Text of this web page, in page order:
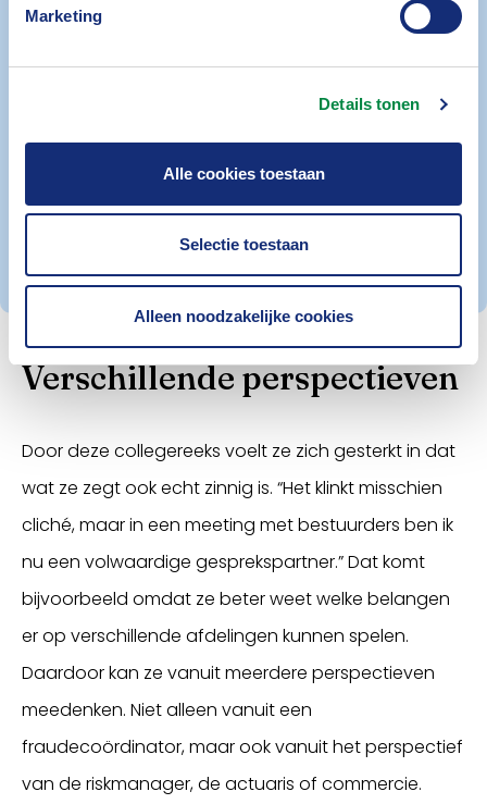
Marketing
Details tonen
Alle cookies toestaan
Selectie toestaan
Alleen noodzakelijke cookies
mede daardoor is mijn drive om onze kennis te
blijven delen nog groter geworden.
Verzekeringsfraude, en de opkomst van de
ondermijnende criminaliteit, drukt namelijk negatief
op de balans. Meer soms dan we denken”, aldus
Wisse.
Verschillende perspectieven
Door deze collegereeks voelt ze zich gesterkt in dat
wat ze zegt ook echt zinnig is. “Het klinkt misschien
cliché, maar in een meeting met bestuurders ben ik
nu een volwaardige gesprekspartner.” Dat komt
bijvoorbeeld omdat ze beter weet welke belangen
er op verschillende afdelingen kunnen spelen.
Daardoor kan ze vanuit meerdere perspectieven
meedenken. Niet alleen vanuit een
fraudecoördinator, maar ook vanuit het perspectief
van de riskmanager, de actuaris of commercie.